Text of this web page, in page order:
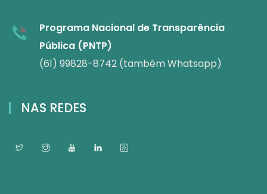
Programa Nacional de Transparência
Pública (PNTP)
(61) 99828-8742 (também Whatsapp)
NAS REDES